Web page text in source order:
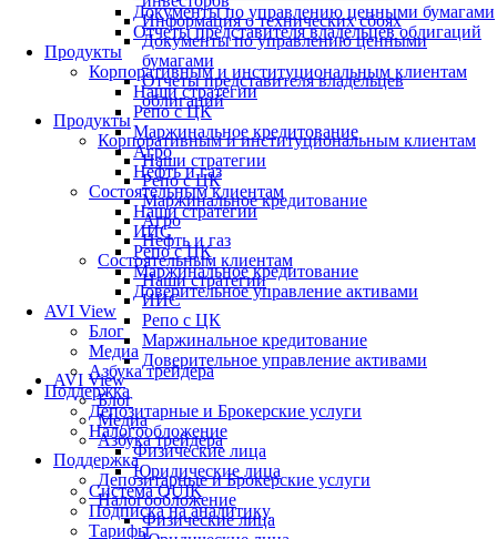
Документы по управлению ценными бумагами
Отчеты представителя владельцев облигаций
Продукты
Корпоративным и институциональным клиентам
Наши стратегии
Репо с ЦК
Маржинальное кредитование
Агро
Нефть и газ
Состоятельным клиентам
Наши стратегии
ИИС
Репо с ЦК
Маржинальное кредитование
Доверительное управление активами
AVI View
Блог
Медиа
Азбука трейдера
Поддержка
Депозитарные и Брокерские услуги
Налогообложение
Физические лица
Юридические лица
Система QUIK
Подписка на аналитику
Тарифы
Информация о технических сбоях
Документы по управлению ценными
бумагами
Отчеты представителя владельцев
облигаций
Продукты
Корпоративным и институциональным клиентам
Наши стратегии
Репо с ЦК
Маржинальное кредитование
Агро
Нефть и газ
Состоятельным клиентам
Наши стратегии
ИИС
Репо с ЦК
Маржинальное кредитование
Доверительное управление активами
AVI View
Блог
Медиа
Азбука трейдера
Поддержка
Депозитарные и Брокерские услуги
Налогообложение
Физические лица